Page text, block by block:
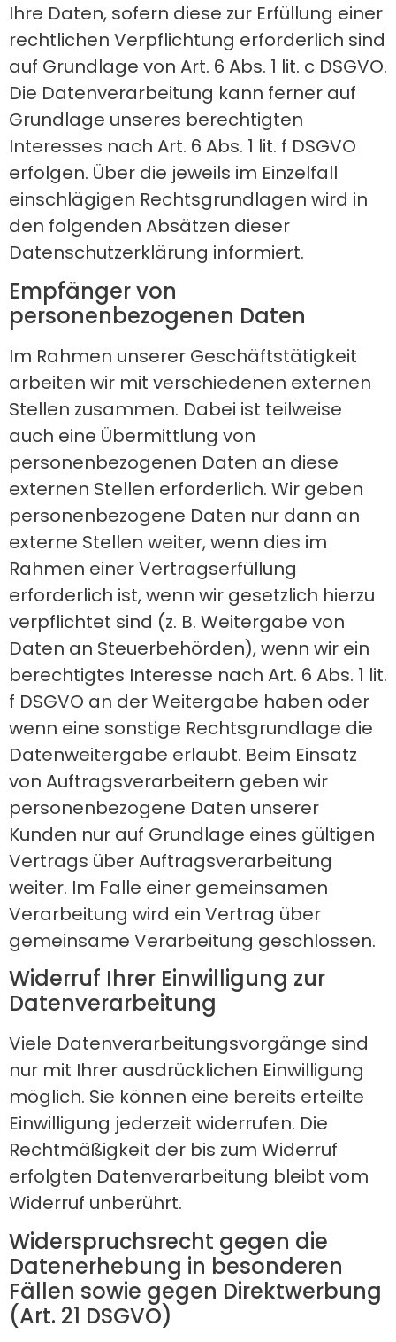
Ihre Daten, sofern diese zur Erfüllung einer
rechtlichen Verpflichtung erforderlich sind
auf Grundlage von Art. 6 Abs. 1 lit. c DSGVO.
Die Datenverarbeitung kann ferner auf
Grundlage unseres berechtigten
Interesses nach Art. 6 Abs. 1 lit. f DSGVO
erfolgen. Über die jeweils im Einzelfall
einschlägigen Rechtsgrundlagen wird in
den folgenden Absätzen dieser
Datenschutzerklärung informiert.
Empfänger von
personenbezogenen Daten
Im Rahmen unserer Geschäftstätigkeit
arbeiten wir mit verschiedenen externen
Stellen zusammen. Dabei ist teilweise
auch eine Übermittlung von
personenbezogenen Daten an diese
externen Stellen erforderlich. Wir geben
personenbezogene Daten nur dann an
externe Stellen weiter, wenn dies im
Rahmen einer Vertragserfüllung
erforderlich ist, wenn wir gesetzlich hierzu
verpflichtet sind (z. B. Weitergabe von
Daten an Steuerbehörden), wenn wir ein
berechtigtes Interesse nach Art. 6 Abs. 1 lit.
f DSGVO an der Weitergabe haben oder
wenn eine sonstige Rechtsgrundlage die
Datenweitergabe erlaubt. Beim Einsatz
von Auftragsverarbeitern geben wir
personenbezogene Daten unserer
Kunden nur auf Grundlage eines gültigen
Vertrags über Auftragsverarbeitung
weiter. Im Falle einer gemeinsamen
Verarbeitung wird ein Vertrag über
gemeinsame Verarbeitung geschlossen.
Widerruf Ihrer Einwilligung zur
Datenverarbeitung
Viele Datenverarbeitungsvorgänge sind
nur mit Ihrer ausdrücklichen Einwilligung
möglich. Sie können eine bereits erteilte
Einwilligung jederzeit widerrufen. Die
Rechtmäßigkeit der bis zum Widerruf
erfolgten Datenverarbeitung bleibt vom
Widerruf unberührt.
Widerspruchsrecht gegen die
Datenerhebung in besonderen
Fällen sowie gegen Direktwerbung
(Art. 21 DSGVO)